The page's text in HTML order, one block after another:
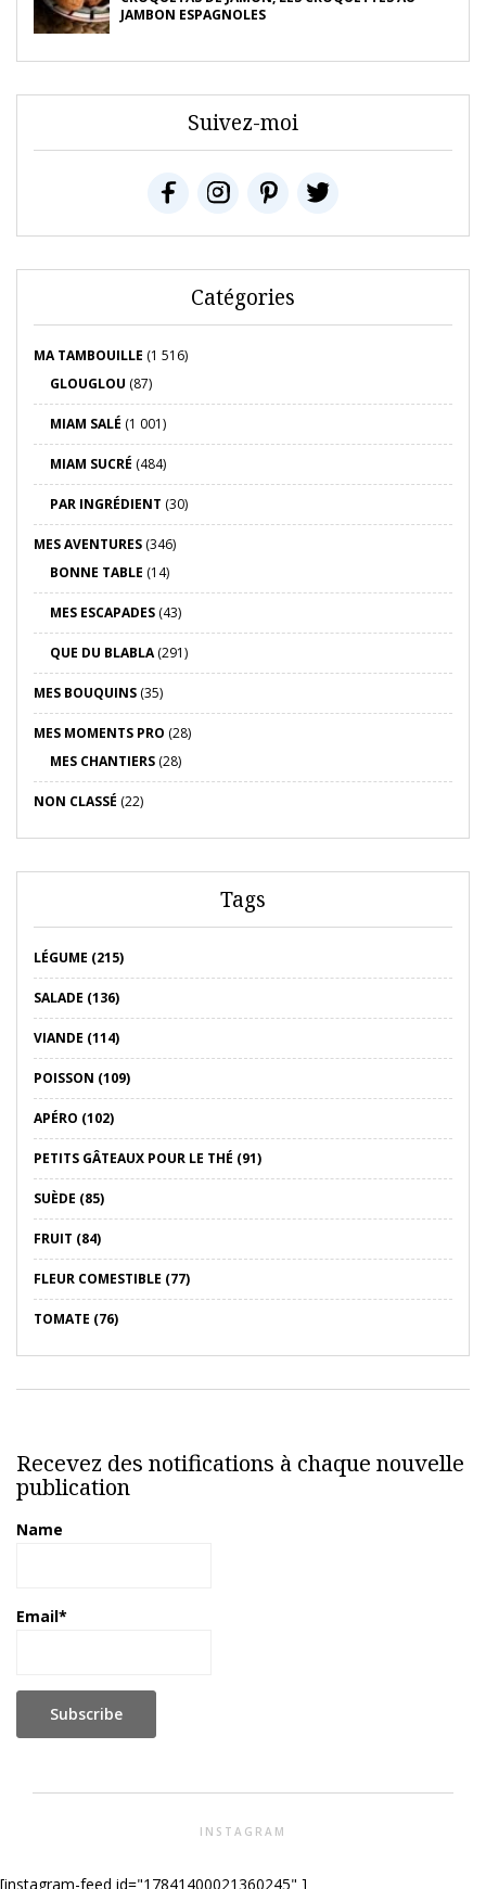
JAMBON ESPAGNOLES
Suivez-moi
Catégories
MA TAMBOUILLE (1 516)
GLOUGLOU (87)
MIAM SALÉ (1 001)
MIAM SUCRÉ (484)
PAR INGRÉDIENT (30)
MES AVENTURES (346)
BONNE TABLE (14)
MES ESCAPADES (43)
QUE DU BLABLA(291)
MES BOUQUINS (35)
MES MOMENTS PRO (28)
MES CHANTIERS (28)
NON CLASSÉ (22)
Tags
LÉGUME (215)
SALADE (136)
VIANDE (114)
POISSON (109)
APÉRO (102)
PETITS GÂTEAUX POUR LE THÉ (91)
SUÈDE (85)
FRUIT (84)
FLEUR COMESTIBLE (77)
TOMATE (76)
Recevez des notifications à chaque nouvelle
publication
Name
Email*
INSTAGRAM
[instagram-feed id="17841400021360245" ]